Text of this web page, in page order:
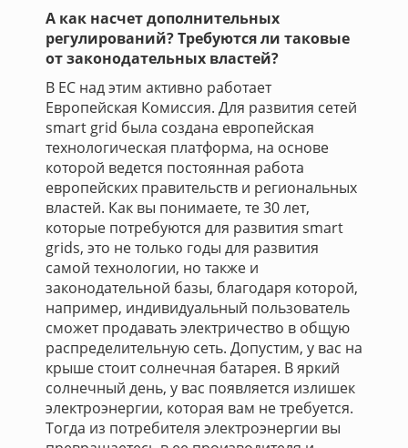
А как насчет дополнительных
регулирований? Требуются ли таковые
от законодательных властей?
В ЕС над этим активно работает
Европейская Комиссия. Для развития сетей
smart grid была создана европейская
технологическая платформа, на основе
которой ведется постоянная работа
европейских правительств и региональных
властей. Как вы понимаете, те 30 лет,
которые потребуются для развития smart
grids, это не только годы для развития
самой технологии, но также и
законодательной базы, благодаря которой,
например, индивидуальный пользователь
сможет продавать электричество в общую
распределительную сеть. Допустим, у вас на
крыше стоит солнечная батарея. В яркий
солнечный день, у вас появляется излишек
электроэнергии, которая вам не требуется.
Тогда из потребителя электроэнергии вы